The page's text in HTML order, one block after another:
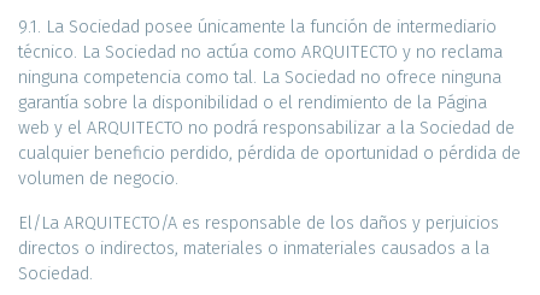
9.1. La Sociedad posee únicamente la función de intermediario
técnico. La Sociedad no actúa como ARQUITECTO y no reclama
ninguna competencia como tal. La Sociedad no ofrece ninguna
garantía sobre la disponibilidad o el rendimiento de la Página
web y el ARQUITECTO no podrá responsabilizar a la Sociedad de
cualquier beneficio perdido, pérdida de oportunidad o pérdida de
volumen de negocio.
El/La ARQUITECTO/A es responsable de los daños y perjuicios
directos o indirectos, materiales o inmateriales causados a la
Sociedad.